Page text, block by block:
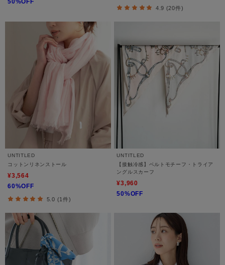
50%OFF
4.9 (20件)
UNTITLED
コットンリネンストール
¥3,564
60%OFF
5.0 (1件)
UNTITLED
【接触冷感】ベルトモチーフ・トライア
ングルスカーフ
¥3,960
50%OFF